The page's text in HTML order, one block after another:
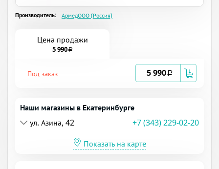
Производитель: АрмедООО (Россия)
Цена продажи
5 990a
Под заказ 5 990a
Наши магазины в Екатеринбурге
ул. Азина, 42
+7 (343) 229-02-20
Показать на карте